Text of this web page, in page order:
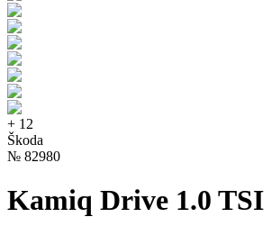
+ 12
Škoda
№ 82980
Kamiq Drive 1.0 TSI